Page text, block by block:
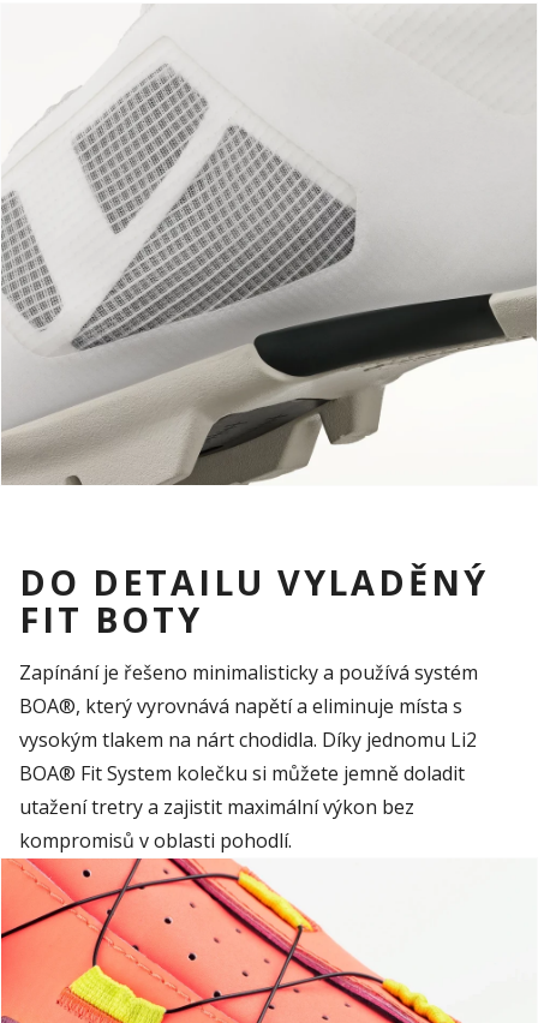
DO DETAILU VYLADĚNÝ
FIT BOTY
Zapínání je řešeno minimalisticky a používá systém
BOA®, který vyrovnává napětí a eliminuje místa s
vysokým tlakem na nárt chodidla. Díky jednomu Li2
BOA® FitSystem kolečku si můžete jemně doladit
utažení tretrya zajistit maximální výkon bez
kompromisů v oblasti pohodlí.